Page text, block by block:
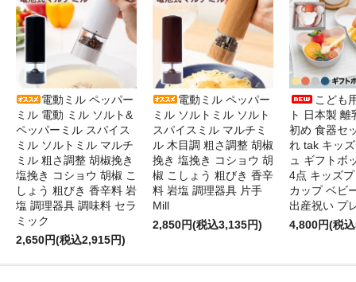
電動ミル ペッパー
ミル 電動 ミル ソルト&
ペッパーミル スパイス
ミル ソルトミル マルチ
ミル 粗さ調整 胡椒挽き
塩挽き コショウ 胡椒 こ
しょう 粗びき 香辛料 岩
塩 調理器具 調味料 セラ
ミック
2,650円(税込2,915円)
電動ミル ペッパー
ミル ソルトミル ソルト
スパイスミル マルチミ
ル 木目調 粗さ調整 胡椒
挽き 塩挽き コショウ 胡
椒 こしょう 粗びき 香辛
料 岩塩 調理器具 片手
Mill
2,850円(税込3,135円)
こども
ト 日本製
初め 食器セ
れ tak キッ
ュ ギフトボ
4点 キッズ
カップ ベビ
出産祝い プ
4,800円(税